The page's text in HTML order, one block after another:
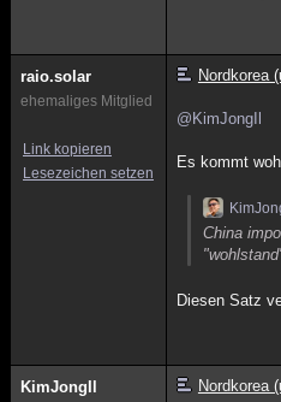
raio.solar
ehemaliges Mitglied
Link kopieren
Lesezeichen setzen
Nordkorea
@KimJongIl
Es kommt
China
Diesen Satz
KimJongIl Nordkorea